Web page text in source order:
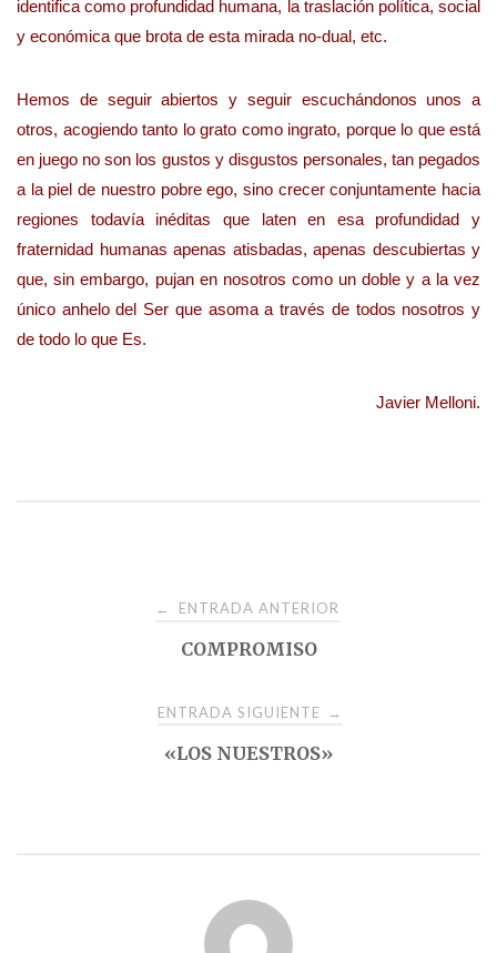
identifica como profundidad humana, la traslación política, social
y económica que brota de esta mirada no-dual, etc.
Hemos de seguir abiertos y seguir escuchándonos unos a
otros, acogiendo tanto lo grato como ingrato, porque lo que está
en juego no son los gustos y disgustos personales, tan pegados
a la piel de nuestro pobre ego, sino crecer conjuntamente hacia
regiones todavía inéditas que laten en esa profundidad y
fraternidad humanas apenas atisbadas, apenas descubiertas y
que, sin embargo, pujan en nosotros como un doble y a la vez
único anhelo del Ser que asoma a través de todos nosotros y
de todo lo que Es.
Javier Melloni.
Navegación
← ENTRADA ANTERIOR
COMPROMISO
ENTRADA SIGUIENTE →
«LOS NUESTROS»